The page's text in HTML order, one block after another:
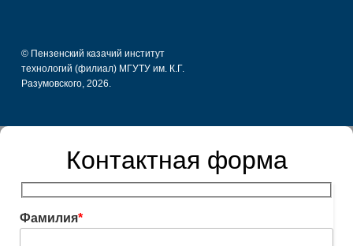
© Пензенский казачий институт
технологий (филиал) МГУТУ им. К.Г.
Разумовского, 2026.
Контактная форма
Фамилия*